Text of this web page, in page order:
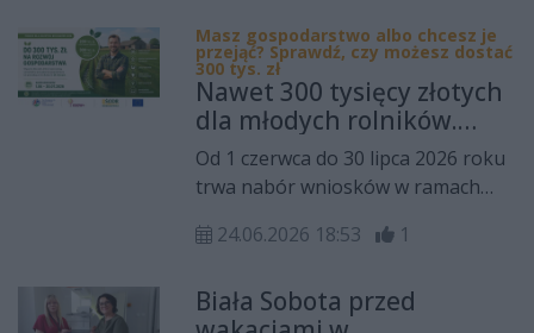
bezpośredniego kontaktu z
wyborcami.
Otwartych Drzwi oraz XIX
Świętokrzyska Wystawa Zwierząt
Hodowlanych.
Masz gospodarstwo albo chcesz je
przejąć? Sprawdź, czy możesz dostać
300 tys. zł
Nawet 300 tysięcy złotych
dla młodych rolników.
Nabór wniosków już trwa
Od 1 czerwca do 30 lipca 2026 roku
trwa nabór wniosków w ramach
rolników”. To konkretne wsparcie
samodzielne prowadzenie
24.06.2026 18:53 1
Biała Sobota przed